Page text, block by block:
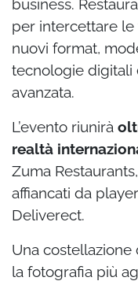
business.
per intercettare
nuovi format,
tecnologie digitali
avanzata.
L’evento riunirà
realtà
Zuma
affiancati da
Deliverect.
Una
la fotografia più